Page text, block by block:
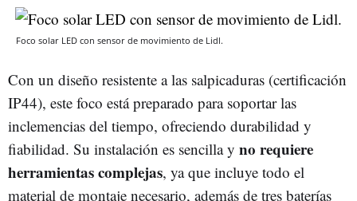
Foco solar LED con sensor de movimiento de Lidl.
Con un diseño resistente a las salpicaduras (certificación
IP44), este foco está preparado para soportar las
inclemencias del tiempo, ofreciendo durabilidad y
fiabilidad. Su instalación es sencilla y no requiere
herramientas complejas, ya que incluye todo el
material de montaje necesario, además de tres baterías